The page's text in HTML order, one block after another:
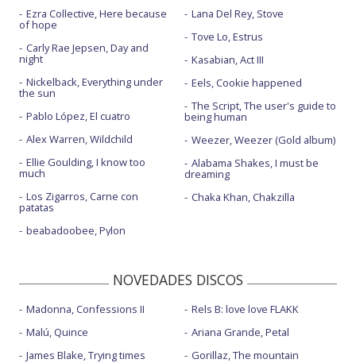
Ezra Collective, Here because
of hope
Carly Rae Jepsen, Day and
night
Nickelback, Everything under
the sun
Pablo López, El cuatro
Alex Warren, Wildchild
Ellie Goulding, I know too
much
Los Zigarros, Carne con
patatas
beabadoobee, Pylon
Lana Del Rey, Stove
Tove Lo, Estrus
Kasabian, Act III
Eels, Cookie happened
The Script, The user's guide to
being human
Weezer, Weezer (Gold album)
Alabama Shakes, I must be
dreaming
Chaka Khan, Chakzilla
NOVEDADES DISCOS
Madonna, Confessions II
Malú, Quince
James Blake, Trying times
Rels B: love love FLAKK
Ariana Grande, Petal
Gorillaz, The mountain